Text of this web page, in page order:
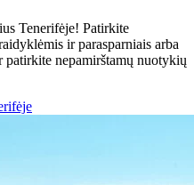
Tenerifėje! Patirkite
ir parasparniais arba
nepamirštamų nuotykių